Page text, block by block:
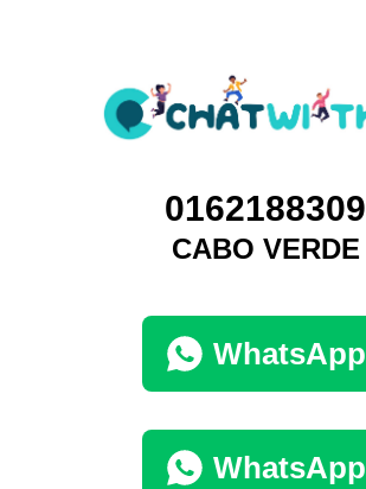
0162188309
CABO VERDE
WhatsApp
WhatsApp